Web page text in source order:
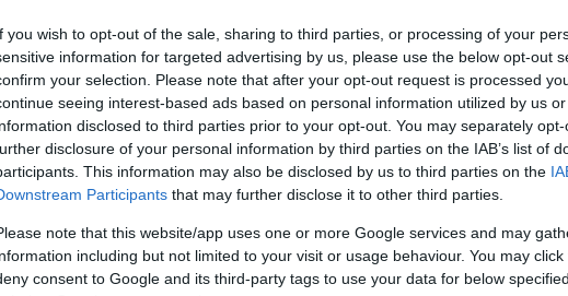
you wish to opt-out of the sale, sharing to third parties, or processing of your
information for targeted advertising by us, please use the below opt-out
your selection. Please note that after your opt-out request is processed
seeing interest-based ads based on personal information utilized by us
disclosed to third parties prior to your opt-out. You may separately
disclosure of your personal information by third parties on the IAB’s list of
This information may also be disclosed by us to third parties on the
Participants that may further disclose it to other third parties.
note that this website/app uses one or more Google services and may
including but not limited to your visit or usage behaviour. You may
consent to Google and its third-party tags to use your data for below
διοικητικοί δικαστές μιλούν για
της πολιτικής» και
της Δικαιοσύνης»
ίσταται και καλείται να αντιμετωπίσει περίπλοκες
λέει ο πρόεδρος της Ένωσης Διοικητικών
Παναγιώτης Δανιάς
15:20 5